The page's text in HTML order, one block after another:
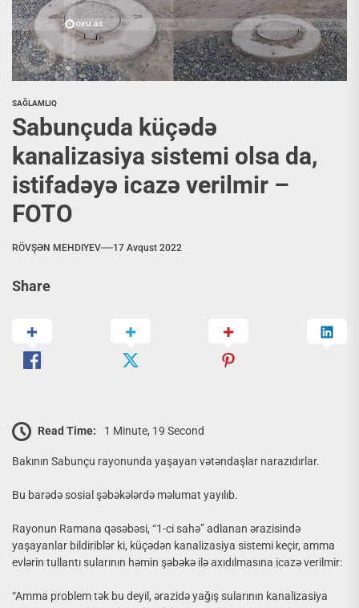
SAĞLAMLIQ
Sabunçuda küçədə
kanalizasiya sistemi olsa da,
istifadəyə icazə verilmir –
FOTO
RÖVŞƏN MEHDIYEV 17 Avqust 2022
Share
Read Time: 1 Minute, 19 Second
Bakının Sabunçu rayonunda yaşayan vətəndaşlar narazıdırlar.
Bu barədə sosial şəbəkələrdə məlumat yayılıb.
Rayonun Ramana qəsəbəsi, “1-ci sahə” adlanan ərazisində
yaşayanlar bildiriblər ki, küçədən kanalizasiya sistemi keçir, amma
evlərin tullantı sularının həmin şəbəkə ilə axıdılmasına icazə verilmir:
“Amma problem tək bu deyil, ərazidə yağış sularının kanalizasiya